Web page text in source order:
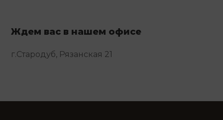
Ждем вас в нашем офисе
г.Стародуб, Рязанская 21